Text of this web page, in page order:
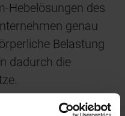
Hebelösungen des
genau
Belastung
dadurch die
Hebehilfen zentrale